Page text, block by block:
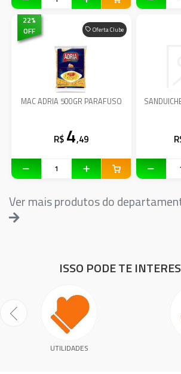
Oferta Clube
22%
OFF
MAC ADRIA 500GR PARAFUSO
R$ 4,49
Ver mais produtos do
ISSO PODE TE
UTILIDADES